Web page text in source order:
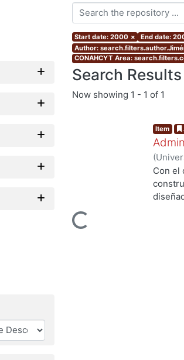
Start date: 2000 × End date:
Author:
CONAHCYT Area:
Search Results
Now showing 1 - 1 of 1
Loading...
Item
(
Aurora
Rubén;
Con el